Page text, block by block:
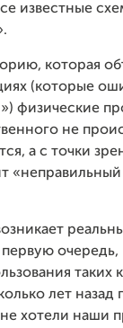
известные
которая
(которые
физические
не
а с точки
«неправильный
очередь,
таких
лет назад
хотели наши